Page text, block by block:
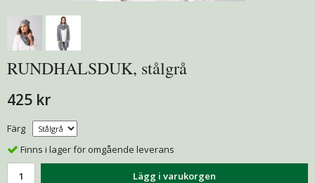
RUNDHALSDUK, stålgrå
425 kr
Färg
Finns i lager för omgående leverans
Lägg i varukorgen